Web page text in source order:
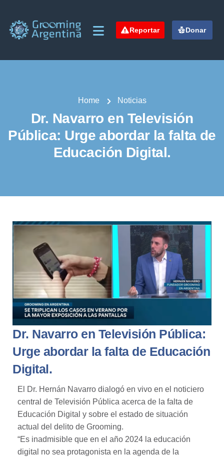
Reportar Donar
Home Noticias
Dr. Navarro en Televisión
Pública: Urge abordar la falta de
Educación Digital.
Dr. Navarro en Televisión Pública:
Urge abordar la falta de Educación
Digital.
El Dr. Hernán Navarro dialogó en vivo en el noticiero
central de Televisión Pública acerca de la falta de
Educación Digital y sobre el estado de situación
actual del delito de Grooming.
“Es inadmisible que en el año 2024 la educación
digital no sea protagonista en la agenda de la